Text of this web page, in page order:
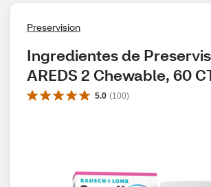
Preservision
Ingredientes de
AREDS 2 Chewable, 60
5.0 (100)